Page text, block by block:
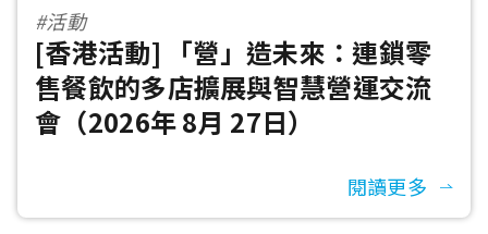
#活動
[香港活動] 「營」造未來：連鎖零
售餐飲的多店擴展與智慧營運交流
會（2026年 8月 27日）
閱讀更多